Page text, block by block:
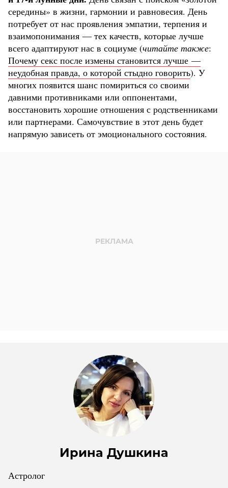
середины» в жизни, гармонии и равновесия. День
потребует от нас проявления эмпатии, терпения и
взаимопонимания — тех качеств, которые лучше
всего адаптируют нас в социуме (читайте также:
Почему секс после измены становится лучше —
неудобная правда, о которой стыдно говорить). У
многих появится шанс помириться со своими
давними противниками или оппонентами,
восстановить хорошие отношения с родственниками
или партнерами. Самочувствие в этот день будет
напрямую зависеть от эмоционального состояния.
Ирина Душкина
Астролог